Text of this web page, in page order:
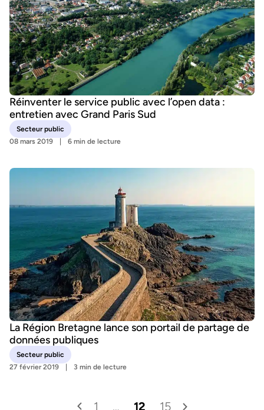
Réinventer le service public avec l’open data :
entretien avec Grand Paris Sud
Secteur public
08 mars 2019
6 min de lecture
La Région Bretagne lance son portail de partage de
données publiques
Secteur public
27 février 2019
3 min de lecture
1 … 12 15